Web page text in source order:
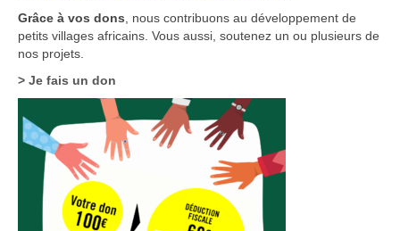
Grâce à vos dons , nous contribuons au développement de
petits villages africains. Vous aussi, soutenez un ou plusieurs de
nos projets.
> Je fais un don